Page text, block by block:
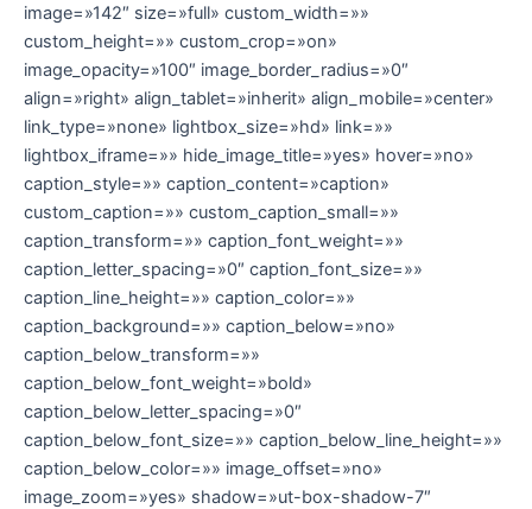
image=»142″ size=»full» custom_width=»»
custom_height=»» custom_crop=»on»
image_opacity=»100″ image_border_radius=»0″
align=»right» align_tablet=»inherit» align_mobile=»center»
link_type=»none» lightbox_size=»hd» link=»»
lightbox_iframe=»» hide_image_title=»yes» hover=»no»
caption_style=»» caption_content=»caption»
custom_caption=»» custom_caption_small=»»
caption_transform=»» caption_font_weight=»»
caption_letter_spacing=»0″ caption_font_size=»»
caption_line_height=»» caption_color=»»
caption_background=»» caption_below=»no»
caption_below_transform=»»
caption_below_font_weight=»bold»
caption_below_letter_spacing=»0″
caption_below_font_size=»» caption_below_line_height=»»
caption_below_color=»» image_offset=»no»
image_zoom=»yes» shadow=»ut-box-shadow-7″